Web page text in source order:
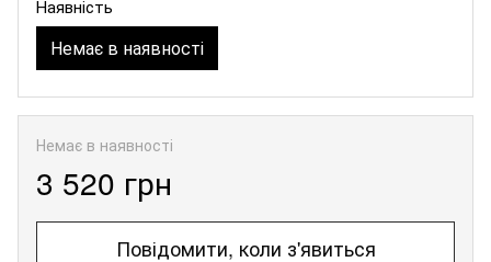
Наявність
Немає в наявності
Немає в наявності
3 520 грн
Повідомити, коли з'явиться